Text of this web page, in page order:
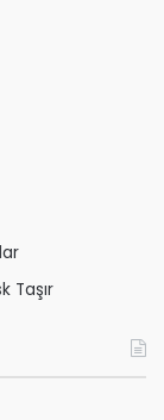
Taşır